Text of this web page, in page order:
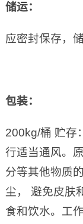
储运：
应密封保存，
包装：
200kg/桶 贮存
行适当通风。
分等其他物质
尘， 避免皮肤
食和饮水。工